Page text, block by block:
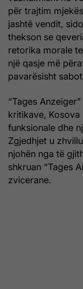
për trajtim
jashtë vendit,
thekson se
retorika morale
një qasje më
pavarësisht
“Tages
kritikave,
funksionale dhe
Zgjedhjet u
njohën nga të
shkruan “Tages
zvicerane.